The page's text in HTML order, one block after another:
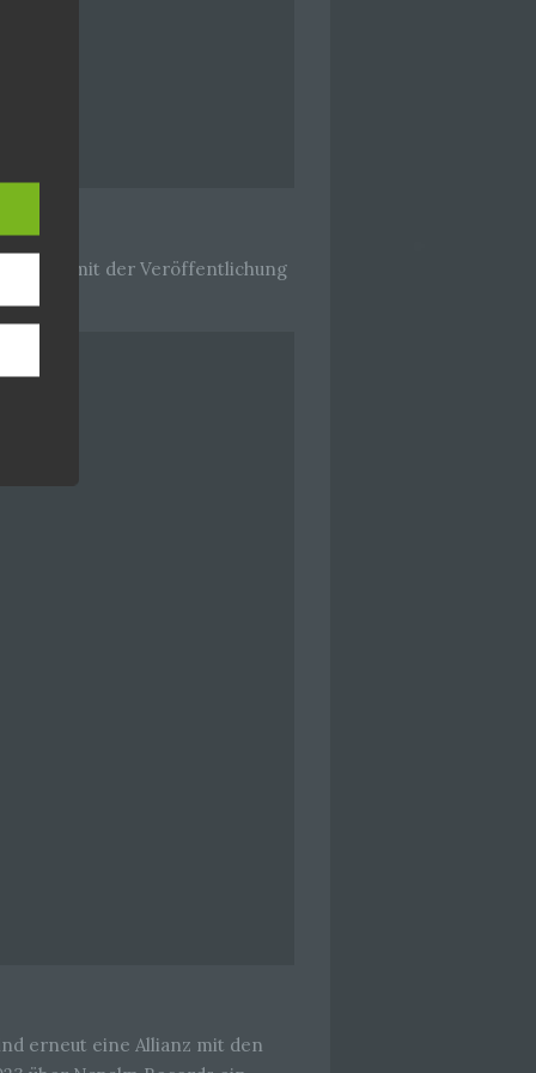
dies mit der Veröffentlichung
erneut eine Allianz mit den